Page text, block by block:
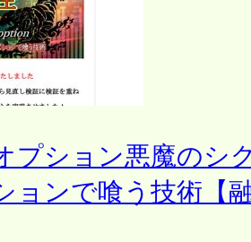
プション悪魔のシ
ョンで喰う技術【